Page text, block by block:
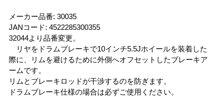
メーカー品番: 30035
JANコード: 4522285300355
32044より品番変更。
リヤをドラムブレーキで10インチ5.5Jホイールを装着した
際に、リムを避けるために外側へオフセットしたブレーキア
ームです。
リムとブレーキロッドが干渉するのを防ぎます。
ドラムブレーキ仕様の場合は必ずご使用ください。